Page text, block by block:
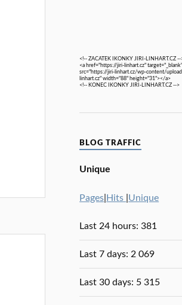
<!-- ZACATEK IKONKY JIRI-LINHART.CZ --
<a href="https://jiri-linhart.cz"
src="https://jiri-linhart.cz/wp-content/
linhart.cz" width="88" height="31"></a>
<!-- KONEC IKONKY JIRI-LINHART.CZ -->
BLOG TRAFFIC
Unique
Pages Hits Unique
Last 24 hours:381
Last 7 days:2 069
Last 30 days: 5 315